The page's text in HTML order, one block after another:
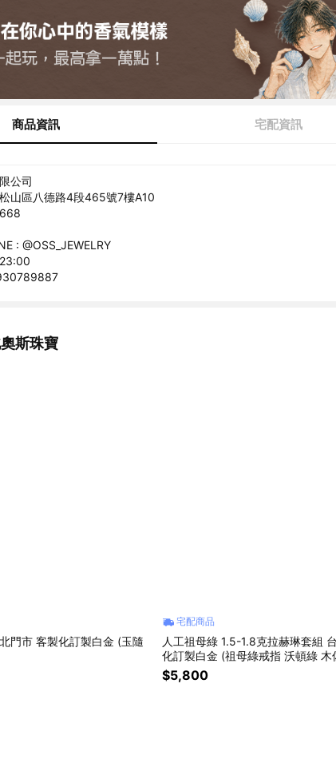
商品資訊 宅配資訊
公司
山區八德路4段465號7樓A10
: @OSS_JEWELRY
斯珠寶
門市 客製化訂製白金 (玉隨
宅配商品
人工祖母綠 1.5-1.8克拉赫琳套組
化訂製白金 (祖母綠戒指 沃頓綠 木
亞 )
$5,800